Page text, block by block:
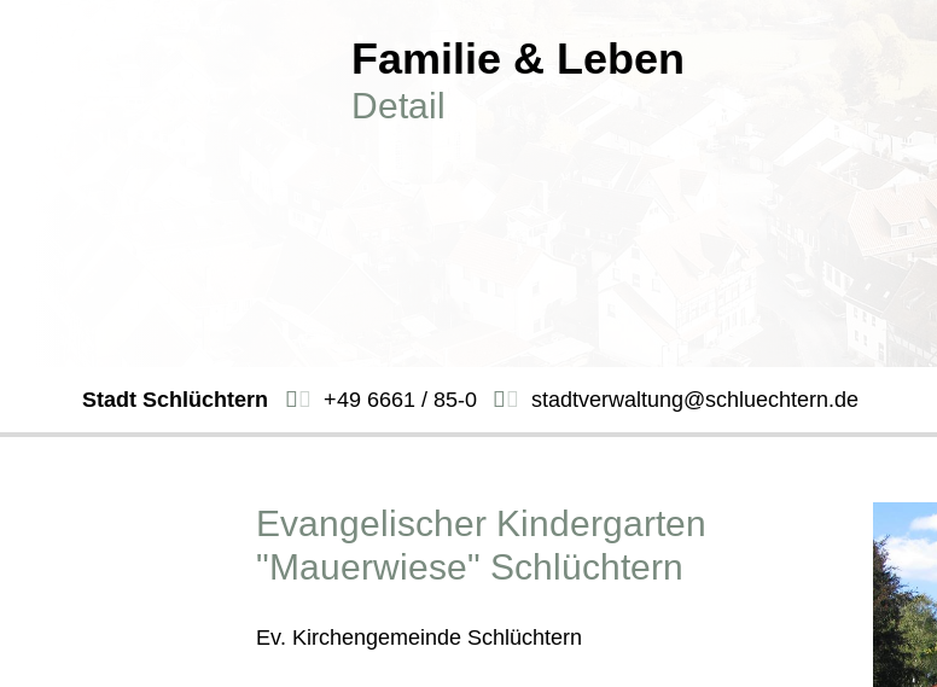
Familie & Leben
Detail
Stadt Schlüchtern +49 6661 / 85-0 stadtverwaltung@schluechtern.de
Evangelischer Kindergarten
"Mauerwiese" Schlüchtern
Ev. Kirchengemeinde Schlüchtern